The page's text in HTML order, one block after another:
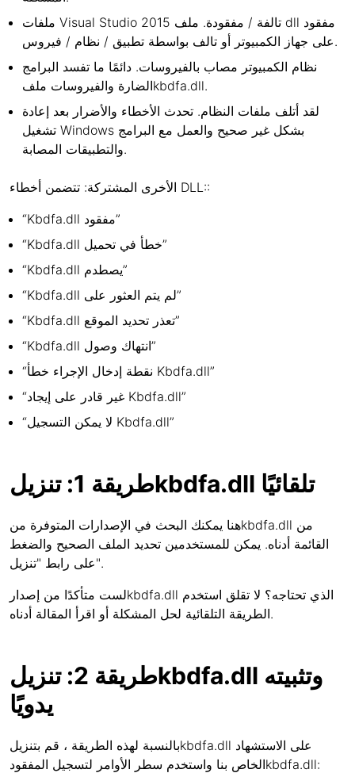
ملفات Visual Studio 2015 تالفة / مفقودة. ملف dll مفقود
على جهاز الكمبيوتر أو تالف بواسطة تطبيق / نظام / فيروس.
نظام الكمبيوتر مصاب بالفيروسات. دائمًا ما تفسد البرامج
الضارة والفيروسات ملفkbdfa.dll.
لقد أتلف ملفات النظام. تحدث الأخطاء والأضرار بعد إعادة
تشغيل Windows بشكل غير صحيح والعمل مع البرامج
والتطبيقات المصابة.
الأخرى المشتركة: تتضمن أخطاء DLL::
“Kbdfa.dll مفقود”
“Kbdfa.dll خطأ في تحميل”
“Kbdfa.dll يصطدم”
“Kbdfa.dll لم يتم العثور على”
“Kbdfa.dll تعذر تحديد الموقع”
“Kbdfa.dll انتهاك وصول”
“نقطة إدخال الإجراء خطأ Kbdfa.dll”
“غير قادر على إيجاد Kbdfa.dll”
“لا يمكن التسجيل Kbdfa.dll”
طريقة 1: تنزيلkbdfa.dll تلقائيًا
هنا يمكنك البحث في الإصدارات المتوفرة منkbdfa.dll من
القائمة أدناه. يمكن للمستخدمين تحديد الملف الصحيح والضغط
على رابط "تنزيل".
لست متأكدًا من إصدارkbdfa.dll الذي تحتاجه؟ لا تقلق استخدم
الطريقة التلقائية لحل المشكلة أو اقرأ المقالة أدناه.
طريقة 2: تنزيلkbdfa.dll وتثبيته
يدويًا
بالنسبة لهذه الطريقة ، قم بتنزيلkbdfa.dll على الاستشهاد
الخاص بنا واستخدم سطر الأوامر لتسجيل المفقودkbdfa.dll: